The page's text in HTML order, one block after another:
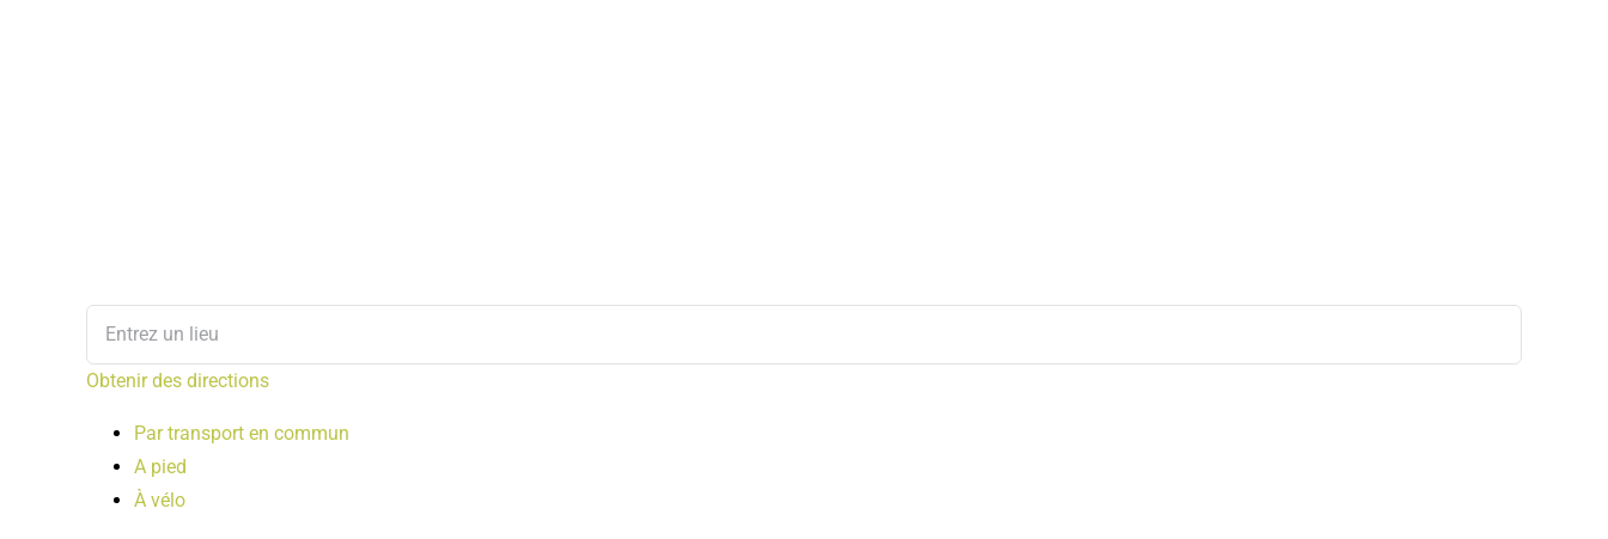
Obtenir des directions
Par transport en commun
A pied
À vélo